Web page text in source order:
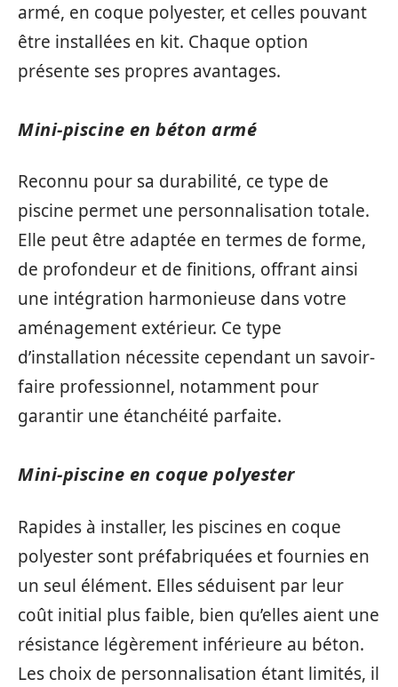
armé, en coque polyester, et celles pouvant
être installées en kit. Chaque option
présente ses propres avantages.
Mini-piscine en béton armé
Reconnu pour sa durabilité, ce type de
piscine permet une personnalisation totale.
Elle peut être adaptée en termes de forme,
de profondeur et de finitions, offrant ainsi
une intégration harmonieuse dans votre
aménagement extérieur. Ce type
d’installation nécessite cependant un savoir-
faire professionnel, notamment pour
garantir une étanchéité parfaite.
Mini-piscine en coque polyester
Rapides à installer, les piscines en coque
polyester sont préfabriquées et fournies en
un seul élément. Elles séduisent par leur
coût initial plus faible, bien qu’elles aient une
résistance légèrement inférieure au béton.
Les choix de personnalisation étant limités, il